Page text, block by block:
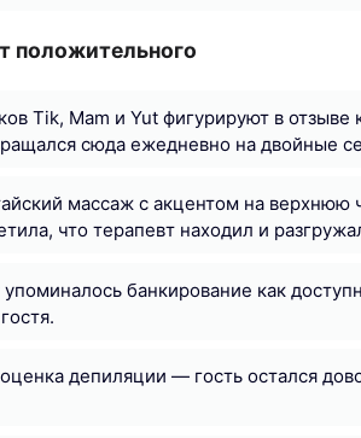
положительного
Tik, Mam и Yut фигурируют в
сюда ежедневно на двойные
массаж с акцентом на верхнюю
что терапевт находил и
упоминалось банкирование как
депиляции — гость остался